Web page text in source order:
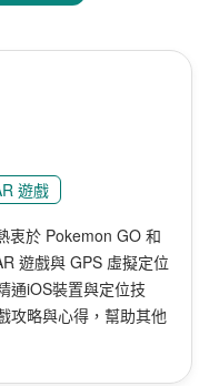
遊戲
衷於 Pokemon GO 和
遊戲與 GPS 虛擬定位
通iOS裝置與定位技
攻略與心得，幫助其他